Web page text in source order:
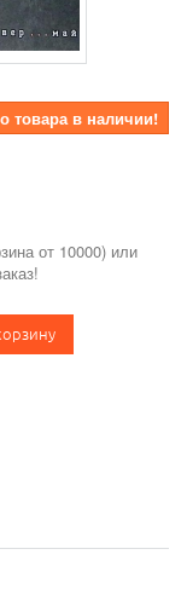
товара в наличии!
от 10000) или